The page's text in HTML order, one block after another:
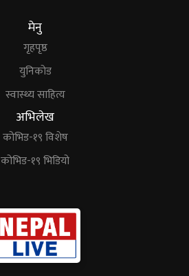
मेनु
गृहपृष्ठ
युनिकोड
स्वास्थ्य साहित्य
अभिलेख
कोभिड-१९ विशेष
कोभिड-१९ भिडियो